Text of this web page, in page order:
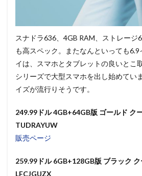
スナドラ636、4GB RAM、ストレージ
も高スペック。またなんといっても
イは、スマホとタブレットの良いとこ
シリーズで大型スマホを出し始めてい
イズが流行りそうです。
249.99ドル 4GB+64GB版 ゴールド ク
TUDRAYUW
販売ページ
259.99ドル 6GB+128GB版 ブラック ク
LFCJGUZX